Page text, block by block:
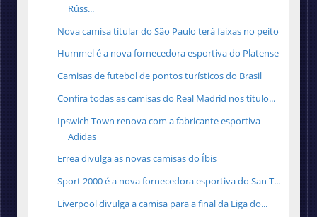
Rúss...
Nova camisa titular do São Paulo terá faixas no peito
Hummel é a nova fornecedora esportiva do Platense
Camisas de futebol de pontos turísticos do Brasil
Confira todas as camisas do Real Madrid nos título...
Ipswich Town renova com a fabricante esportiva
Adidas
Errea divulga as novas camisas do Íbis
Sport 2000 é a nova fornecedora esportiva do San T...
Liverpool divulga a camisa para a final da Liga do...